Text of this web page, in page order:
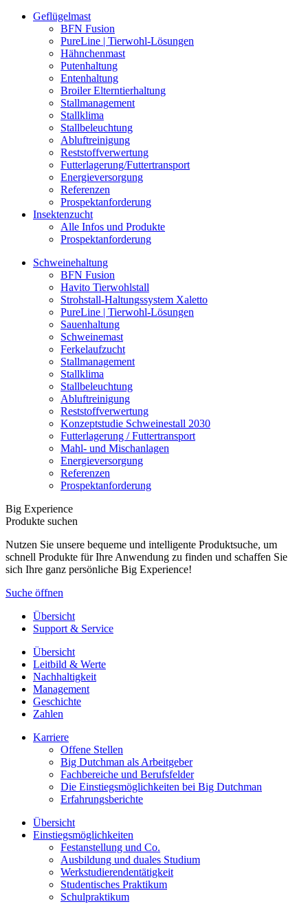
Geflügelmast
BFN Fusion
PureLine | Tierwohl-Lösungen
Hähnchenmast
Putenhaltung
Entenhaltung
Broiler Elterntierhaltung
Stallmanagement
Stallklima
Stallbeleuchtung
Abluftreinigung
Reststoffverwertung
Futterlagerung/Futtertransport
Energieversorgung
Referenzen
Prospektanforderung
Insektenzucht
Alle Infos und Produkte
Prospektanforderung
Schweinehaltung
BFN Fusion
Havito Tierwohlstall
Strohstall-Haltungssystem Xaletto
PureLine | Tierwohl-Lösungen
Sauenhaltung
Schweinemast
Ferkelaufzucht
Stallmanagement
Stallklima
Stallbeleuchtung
Abluftreinigung
Reststoffverwertung
Konzeptstudie Schweinestall 2030
Futterlagerung / Futtertransport
Mahl- und Mischanlagen
Energieversorgung
Referenzen
Prospektanforderung
Big Experience
Produkte suchen
Nutzen Sie unsere bequeme und intelligente Produktsuche, um
schnell Produkte für Ihre Anwendung zu finden und schaffen Sie
sich Ihre ganz persönliche Big Experience!
Suche öffnen
Übersicht
Support & Service
Übersicht
Leitbild & Werte
Nachhaltigkeit
Management
Geschichte
Zahlen
Karriere
Offene Stellen
Big Dutchman als Arbeitgeber
Fachbereiche und Berufsfelder
Die Einstiegsmöglichkeiten bei Big Dutchman
Erfahrungsberichte
Übersicht
Einstiegsmöglichkeiten
Festanstellung und Co.
Ausbildung und duales Studium
Werkstudierendentätigkeit
Studentisches Praktikum
Schulpraktikum